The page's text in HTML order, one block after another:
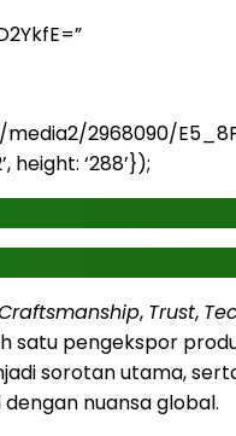
2968090/
height: ‘288’});
, Trust,
satu pengekspor
sorotan utama,
nuansa global.